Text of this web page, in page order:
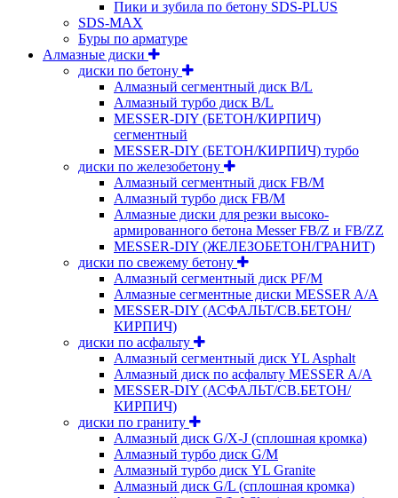
Пики и зубила по бетону SDS-PLUS
SDS-MAX
Буры по арматуре
Алмазные диски
диски по бетону
Алмазный сегментный диск B/L
Алмазный турбо диск B/L
MESSER-DIY (БЕТОН/КИРПИЧ)
сегментный
MESSER-DIY (БЕТОН/КИРПИЧ) турбо
диски по железобетону
Алмазный сегментный диск FB/M
Алмазный турбо диск FB/M
Алмазные диски для резки высоко-
армированного бетона Messer FB/Z и FB/ZZ
MESSER-DIY (ЖЕЛЕЗОБЕТОН/ГРАНИТ)
диски по свежему бетону
Алмазный сегментный диск PF/M
Алмазные сегментные диски MESSER A/A
MESSER-DIY (АСФАЛЬТ/СВ.БЕТОН/
КИРПИЧ)
диски по асфальту
Алмазный сегментный диск YL Asphalt
Алмазный диск по асфальту MESSER A/A
MESSER-DIY (АСФАЛЬТ/СВ.БЕТОН/
КИРПИЧ)
диски по граниту
Алмазный диск G/X-J (сплошная кромка)
Алмазный турбо диск G/M
Алмазный турбо диск YL Granite
Алмазный диск G/L (сплошная кромка)